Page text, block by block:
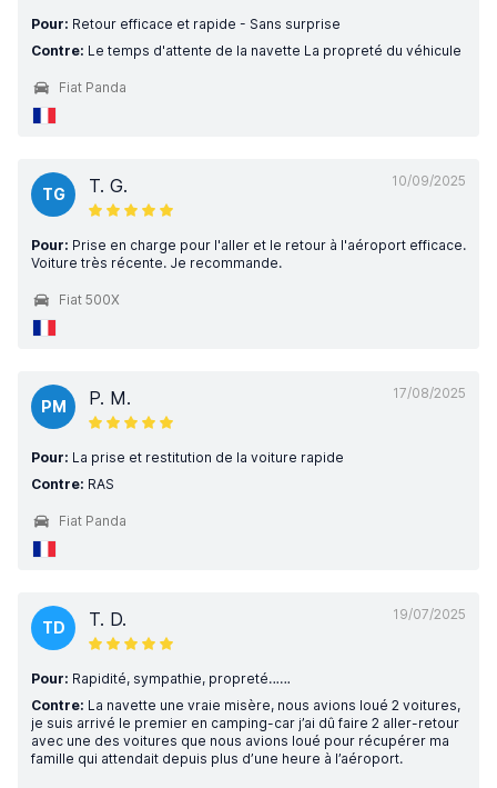
Pour: Retour efficace et rapide - Sans surprise
Contre: Le temps d'attente de la navette La propreté du véhicule
Fiat Panda
10/09/2025
TG T. G.
Pour: Prise en charge pour l'aller et le retour à l'aéroport efficace.
Voiture très récente. Je recommande.
Fiat 500X
17/08/2025
PM P. M.
Pour: La prise et restitution de la voiture rapide
Contre: RAS
Fiat Panda
19/07/2025
TD T. D.
Pour: Rapidité, sympathie, propreté……
Contre: La navette une vraie misère, nous avions loué 2 voitures,
je suis arrivé le premier en camping-car j’ai dû faire 2 aller-retour
avec une des voitures que nous avions loué pour récupérer ma
famille qui attendait depuis plus d’une heure à l’aéroport.